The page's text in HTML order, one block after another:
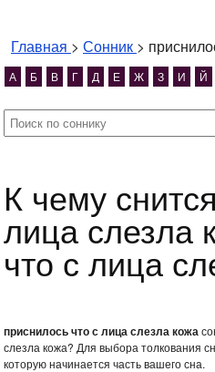
Главная > Сонник >
А Б В Г Д Е Ж З И Й
К чему снится приснилось что с
лица слезла
что с лица
приснилось что с лица слезла кожа
слезла кожа? Для выбора толкования
которую начинается часть вашего сна.